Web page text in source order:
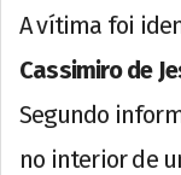
A vítima foi
Cassimiro de
Segundo
no interior de